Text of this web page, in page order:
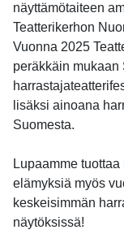
näyttämötaiteen
Teatterikerhon
Vuonna 2025
peräkkäin
lisäksi ainoana
Suomesta.
Lupaamme
elämyksiä myös
keskeisimmän
näytöksissä!